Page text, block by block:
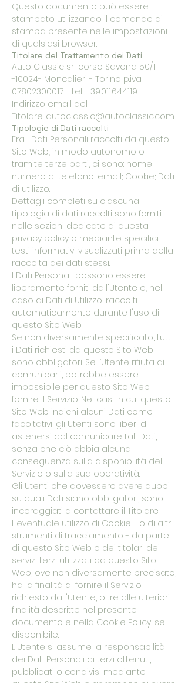
Questo documento può essere
stampato utilizzando il comando di
stampa presente nelle impostazioni
di qualsiasi browser.
Titolare del Trattamento dei Dati
Auto Classic srl corso Savona 50/1
-10024- Moncalieri - Torino p.iva
07802300017- tel. +39.011.644119
Indirizzo email del
Titolare: autoclassic@autoclassic.com
Tipologie di Dati raccolti
Fra i Dati Personali raccolti da questo
Sito Web, in modo autonomo o
tramite terze parti, ci sono: nome;
numero di telefono; email; Cookie; Dati
di utilizzo.
Dettagli completi su ciascuna
tipologia di dati raccolti sono forniti
nelle sezioni dedicate di questa
privacy policy o mediante specifici
testi informativi visualizzati prima della
raccolta dei dati stessi.
I Dati Personali possono essere
liberamente forniti dall'Utente o, nel
caso di Dati di Utilizzo, raccolti
automaticamente durante l'uso di
questo Sito Web.
Se non diversamente specificato, tutti
i Dati richiesti da questo Sito Web
sono obbligatori. Se l’Utente rifiuta di
comunicarli, potrebbe essere
impossibile per questo Sito Web
fornire il Servizio. Nei casi in cui questo
Sito Web indichi alcuni Dati come
facoltativi, gli Utenti sono liberi di
astenersi dal comunicare tali Dati,
senza che ciò abbia alcuna
conseguenza sulla disponibilità del
Servizio o sulla sua operatività.
Gli Utenti che dovessero avere dubbi
su quali Dati siano obbligatori, sono
incoraggiati a contattare il Titolare.
L’eventuale utilizzo di Cookie - o di altri
strumenti di tracciamento - da parte
di questo Sito Web o dei titolari dei
servizi terzi utilizzati da questo Sito
Web, ove non diversamente precisato,
ha la finalità di fornire il Servizio
richiesto dall'Utente, oltre alle ulteriori
finalità descritte nel presente
documento e nella Cookie Policy, se
disponibile.
L'Utente si assume la responsabilità
dei Dati Personali di terzi ottenuti,
pubblicati o condivisi mediante